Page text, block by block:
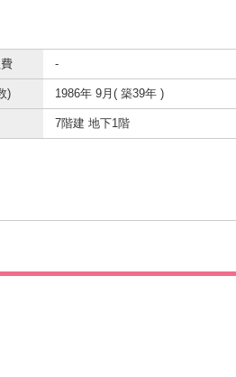
-
) 1986年 9月( 築39年 )
7階建 地下1階